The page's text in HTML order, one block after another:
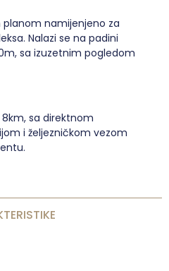
planom namijenjeno za
Nalazi se na padini
sa izuzetnim pogledom
sa direktnom
i željezničkom vezom